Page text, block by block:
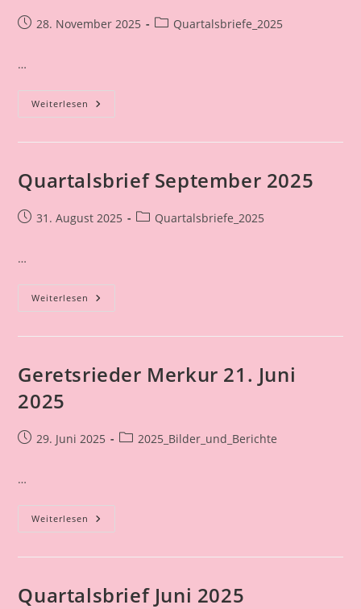
Beitrag28. November 2025
Beitrags-
Quartalsbriefe_2025
…
Weiterlesen Quartalsbrief
Dezember
Quartalsbrief September 2025
Beitrag31. August 2025
Beitrags-
Quartalsbriefe_2025
…
Weiterlesen Quartalsbrief
September
Geretsrieder Merkur 21. Juni
2025
Beitrag29. Juni 2025
Beitrags-
2025_Bilder_und_Berichte
…
Weiterlesen Geretsrieder
Merkur
Quartalsbrief Juni 2025